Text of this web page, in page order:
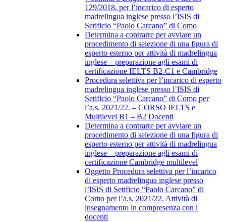
129/2018, per l’incarico di esperto
madrelingua inglese presso l’ISIS di
Setificio “Paolo Carcano” di Como
Determina a contrarre per avviare un
procedimento di selezione di una figura di
esperto esterno per attività di madrelingua
inglese – preparazione agli esami di
certificazione IELTS B2-C1 e Cambridge
Procedura selettiva per l’incarico di esperto
madrelingua inglese presso l’ISIS di
Setificio “Paolo Carcano” di Como per
l’a.s. 2021/22. – CORSO IELTS e
Multilevel B1 – B2 Docenti
Determina a contrarre per avviare un
procedimento di selezione di una figura di
esperto esterno per attività di madrelingua
inglese – preparazione agli esami di
certificazione Cambridge multilevel
Oggetto Procedura selettiva per l’incarico
di esperto madrelingua inglese presso
l’ISIS di Setificio “Paolo Carcano” di
Como per l’a.s. 2021/22. Attività di
insegnamento in compresenza con i
docenti